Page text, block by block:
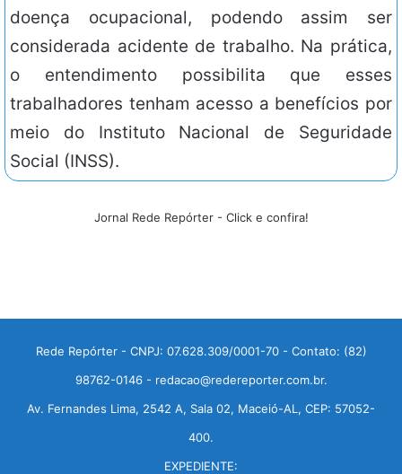
doença ocupacional, podendo assim ser
considerada acidente de trabalho. Na prática,
o entendimento possibilita que esses
trabalhadores tenham acesso a benefícios por
meio do Instituto Nacional de Seguridade
Social (INSS).
Jornal Rede Repórter - Click e confira!
Rede Repórter - CNPJ: 07.628.309/0001-70 - Contato: (82)
98762-0146 - redacao@redereporter.com.br.
Av. Fernandes Lima, 2542 A, Sala 02, Maceió-AL, CEP: 57052-
400.
EXPEDIENTE: